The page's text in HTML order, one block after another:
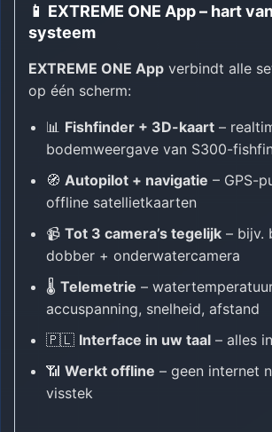
📱 EXTREME ONE App – hart
systeem
EXTREME ONE App verbindt alle
op één scherm:
📊 Fishfinder + 3D-kaart –
bodemweergave van S300-
🧭 Autopilot + navigatie – GPS-
offline satellietkaarten
📹 Tot 3 camera’s tegelijk – bijv.
dobber + onderwatercamera
🌡️ Telemetrie –
accuspanning, snelheid, afstand
🇵🇱 Interface in uw taal – alles
📶 Werkt offline – geen internet
visstek